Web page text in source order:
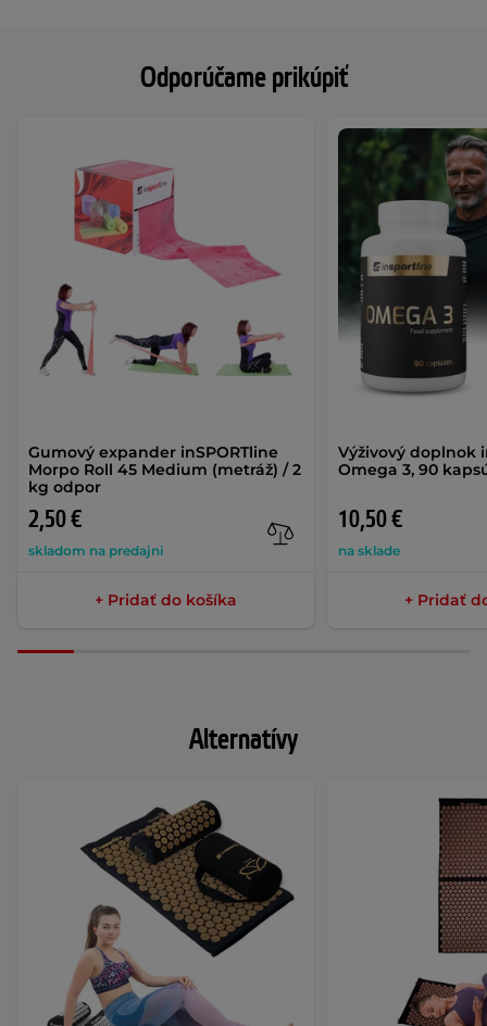
Odporúčame prikúpiť
Gumový expander inSPORTline
Morpo Roll 45 Medium (metráž) / 2
kg odpor
2,50 €
skladom na predajni
+ Pridať do košíka
Výživový doplnok
Omega 3, 90
10,50 €
na sklade
+ Pridať
Alternatívy